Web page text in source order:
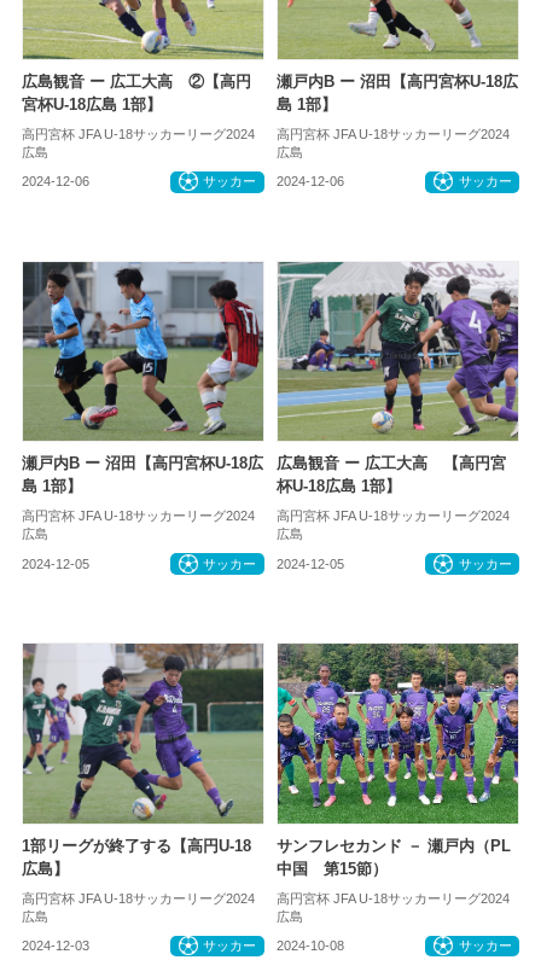
広島観音 ー 広工大高 ②【高円
宮杯U-18広島 1部】
高円宮杯 JFA U-18サッカーリーグ2024
広島
2024-12-06 サッカー
瀬戸内B ー 沼田【高円宮杯U-18広
島 1部】
高円宮杯 JFA U-18サッカーリーグ2024
広島
2024-12-06 サッカー
瀬戸内B ー 沼田【高円宮杯U-18広
島 1部】
高円宮杯 JFA U-18サッカーリーグ2024
広島
2024-12-05 サッカー
広島観音 ー 広工大高 【高円宮
杯U-18広島 1部】
高円宮杯 JFA U-18サッカーリーグ2024
広島
2024-12-05 サッカー
1部リーグが終了する【高円U-18
広島】
高円宮杯 JFA U-18サッカーリーグ2024
広島
2024-12-03 サッカー
サンフレセカンド － 瀬戸内（PL
中国 第15節）
高円宮杯 JFA U-18サッカーリーグ2024
広島
2024-10-08 サッカー